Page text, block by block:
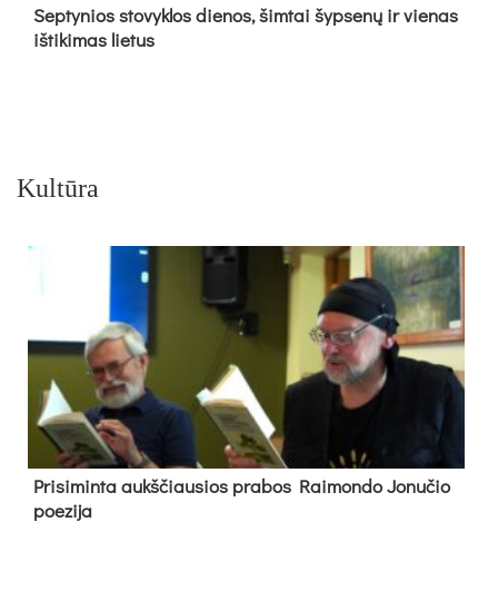
Sep­ty­nios sto­vyk­los die­nos, šim­tai šyp­se­nų ir vie­nas
iš­ti­ki­mas lie­tus
Kultūra
Pri­si­min­ta aukš­čiau­sios pra­bos Rai­mon­do Jo­nu­čio
poe­zi­ja